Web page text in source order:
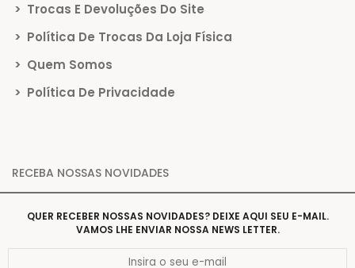
> Trocas E Devoluções Do Site
> Política De Trocas Da Loja Física
> Quem Somos
> Política De Privacidade
RECEBA NOSSAS NOVIDADES
QUER RECEBER NOSSAS NOVIDADES? DEIXE AQUI SEU E-MAIL.
VAMOS LHE ENVIAR NOSSA NEWS LETTER.